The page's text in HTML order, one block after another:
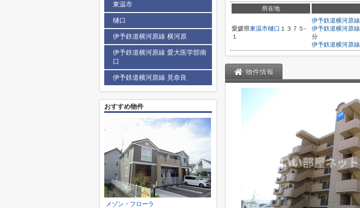
所在地
愛媛県東温市樋口 １３７５-
１
伊予鉄道横河原線
伊予鉄道横河原線
分
伊予鉄道横河原線
物件情報
東温市
樋口
伊予鉄道横河原線 横河原
伊予鉄道横河原線 愛大医学部南
口
伊予鉄道横河原線 見奈良
おすすめ物件
メゾン・フローラ